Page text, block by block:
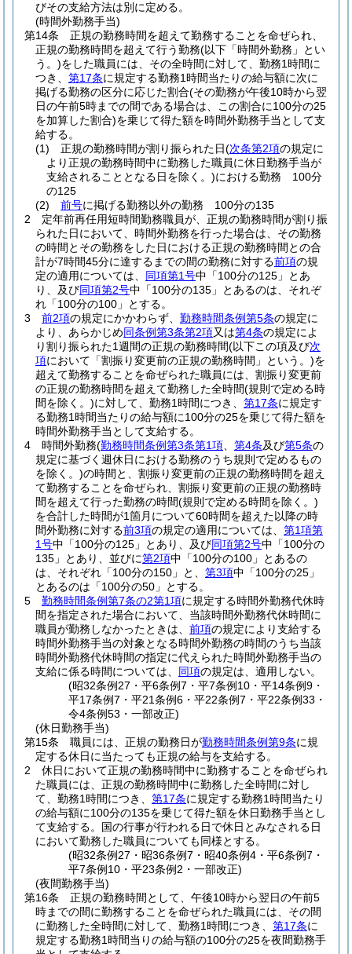
びその支給方法は別に定める。
(時間外勤務手当)
第14条
正規の勤務時間を超えて勤務することを命ぜられ、
正規の勤務時間を超えて行う勤務(以下「時間外勤務」とい
う。)をした職員には、その全時間に対して、勤務1時間に
つき、 第17条に規定する勤務1時間当たりの給与額に次に
掲げる勤務の区分に応じた割合(その勤務が午後10時から翌
日の午前5時までの間である場合は、この割合に100分の25
を加算した割合)を乗じて得た額を時間外勤務手当として支
給する。
(1)
正規の勤務時間が割り振られた日(次条第2項の規定に
より正規の勤務時間中に勤務した職員に休日勤務手当が
支給されることとなる日を除く。)における勤務 100分
の125
(2)
前号に掲げる勤務以外の勤務 100分の135
2
定年前再任用短時間勤務職員が、正規の勤務時間が割り振
られた日において、時間外勤務を行った場合は、その勤務
の時間とその勤務をした日における正規の勤務時間との合
計が7時間45分に達するまでの間の勤務に対する前項の規
定の適用については、 同項第1号中「100分の125」とあ
り、及び同項第2号中「100分の135」とあるのは、それぞ
れ「100分の100」とする。
3
前2項の規定にかかわらず、 勤務時間条例第5条の規定に
より、あらかじめ同条例第3条第2項又は第4条の規定によ
り割り振られた1週間の正規の勤務時間(以下この項及び次
項において「割振り変更前の正規の勤務時間」という。)を
超えて勤務することを命ぜられた職員には、割振り変更前
の正規の勤務時間を超えて勤務した全時間(規則で定める時
間を除く。)に対して、勤務1時間につき、 第17条に規定す
る勤務1時間当たりの給与額に100分の25を乗じて得た額を
時間外勤務手当として支給する。
4
時間外勤務(勤務時間条例第3条第1項 第4条及び第5条の
規定に基づく週休日における勤務のうち規則で定めるもの
を除く。)の時間と、割振り変更前の正規の勤務時間を超え
て勤務することを命ぜられ、割振り変更前の正規の勤務時
間を超えて行った勤務の時間(規則で定める時間を除く。)
を合計した時間が1箇月について60時間を超えた以降の時
間外勤務に対する前3項の規定の適用については、 第1項第
1号中「100分の125」とあり、及び同項第2号中「100分の
135」とあり、並びに第2項中「100分の100」とあるの
は、それぞれ「100分の150」と、 第3項中「100分の25」
とあるのは「100分の50」とする。
5
勤務時間条例第7条の2第1項に規定する時間外勤務代休時
間を指定された場合において、当該時間外勤務代休時間に
職員が勤務しなかったときは、 前項の規定により支給する
時間外勤務手当の対象となる時間外勤務の時間のうち当該
時間外勤務代休時間の指定に代えられた時間外勤務手当の
支給に係る時間については、 同項の規定は、適用しない。
(昭32条例27・平6条例7・平7条例10・平14条例9・
平17条例7・平21条例6・平22条例7・平22条例33・
令4条例53・一部改正)
(休日勤務手当)
第15条
職員には、正規の勤務日が勤務時間条例第9条に規
定する休日に当たっても正規の給与を支給する。
2
休日において正規の勤務時間中に勤務することを命ぜられ
た職員には、正規の勤務時間中に勤務した全時間に対し
て、勤務1時間につき、 第17条に規定する勤務1時間当たり
の給与額に100分の135を乗じて得た額を休日勤務手当とし
て支給する。 国の行事が行われる日で休日とみなされる日
において勤務した職員についても同様とする。
(昭32条例27・昭36条例7・昭40条例4・平6条例7・
平7条例10・平23条例2・一部改正)
(夜間勤務手当)
第16条
正規の勤務時間として、午後10時から翌日の午前5
時までの間に勤務することを命ぜられた職員には、その間
に勤務した全時間に対して、勤務1時間につき、 第17条に
規定する勤務1時間当りの給与額の100分の25を夜間勤務手